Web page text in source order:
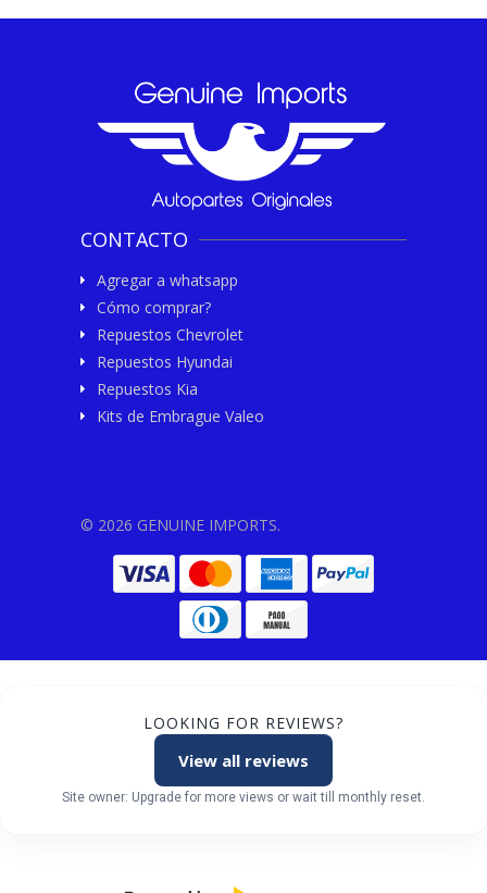
CONTACTO
Agregar a whatsapp
Cómo comprar?
Repuestos Chevrolet
Repuestos Hyundai
Repuestos Kia
Kits de Embrague Valeo
© 2026 GENUINE IMPORTS.
LOOKING FOR REVIEWS?
View all reviews
Site owner: Upgrade for more views or wait till monthly reset.